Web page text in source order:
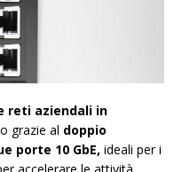
reti aziendali in
grazie al doppio
porte 10 GbE, ideali per i